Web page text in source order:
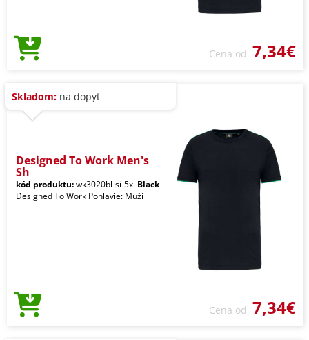
Cena od 7,34€
Skladom: na dopyt
Designed To Work Men's
Sh
kód produktu:wk3020bl-si-5xl Black
Designed To Work Pohlavie: Muži
Cena od 7,34€